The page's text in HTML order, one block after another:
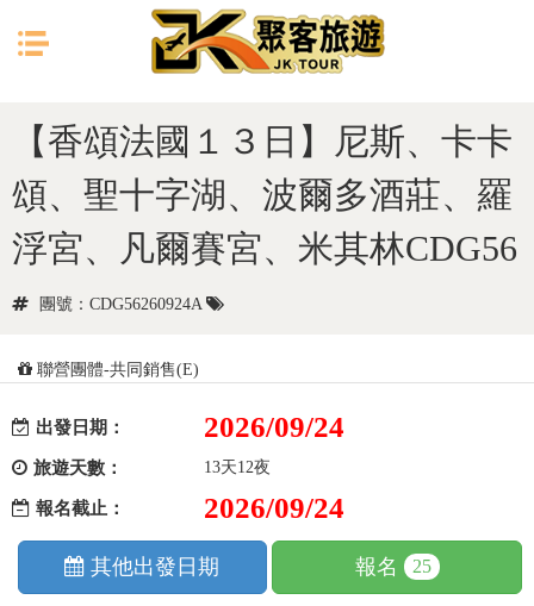
目前位置： 首頁 歐洲 中西歐
【香頌法國１３日】尼斯、卡卡
頌、聖十字湖、波爾多酒莊、羅
浮宮、凡爾賽宮、米其林CDG56
團號：CDG56260924A
聯營團體-共同銷售(E)
出發日期： 2026/09/24
旅遊天數： 13天12夜
報名截止： 2026/09/24
其他出發日期 報名 25